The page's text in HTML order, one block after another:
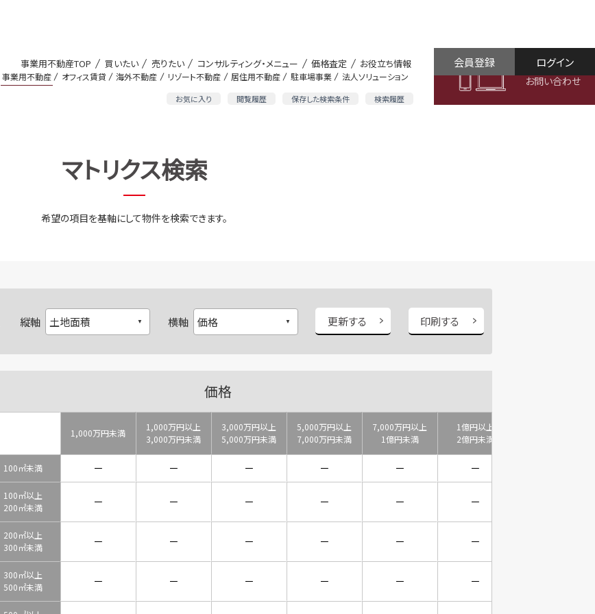
事業用不動産 オフィス賃貸 海外不動産 リゾート不動産 居住用不動産 駐車場事業 法人ソリューション
お気に入り 閲覧履歴 保存した検索条件 検索履歴
事業用不動産TOP 買いたい 売りたい コンサルティング・メニュー 価格査定 お役立ち情報
お問い合わせ
ログイン
会員登録
マトリクス検索
希望の項目を基軸にして物件を検索できます。
縦軸 横軸 更新する 印刷する
価格
1,000万円未満
1,000万円以上
3,000万円未満
3,000万円以上
5,000万円未満
5,000万円以上
7,000万円未満
7,000万円以上
1億円未満
1億円以上
2億円未満
100㎡未満 － － － － － －
100㎡以上
200㎡未満
－ － － － － －
200㎡以上
300㎡未満
－ － － － － －
300㎡以上
500㎡未満
－ － － － － －